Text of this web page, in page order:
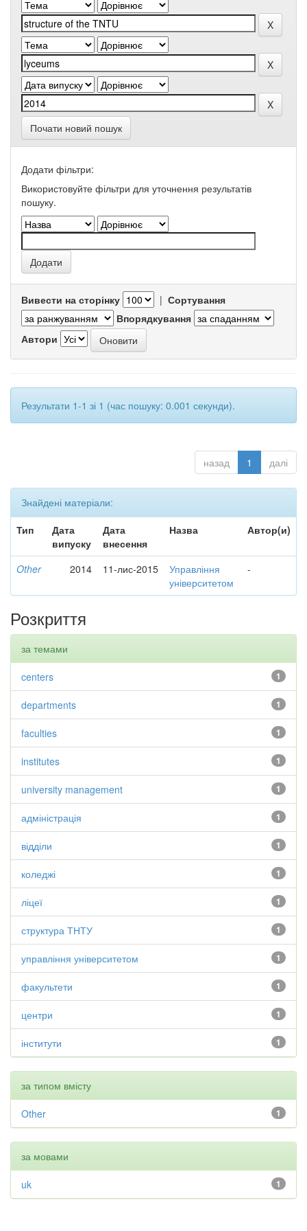
Почати новий пошук
Додати фільтри:
Використовуйте фільтри для уточнення результатів
пошуку.
Вивести на сторінку | Сортування
Впорядкування
Автори
Результати 1-1 зі 1 (час пошуку: 0.001 секунди).
назад 1 далі
Знайдені матеріали:
Тип
Дата
випуску
Дата
внесення
Назва Автор(и)
Other 2014 11-лис-2015
Управління
університетом
-
Розкриття
за темами
1
centers
1
departments
1
faculties
1
institutes
1
university management
1
адміністрація
1
відділи
1
коледжі
1
ліцеї
1
структура ТНТУ
1
управління університетом
1
факультети
1
центри
1
інститути
за типом вмісту
1
Other
за мовами
1
uk